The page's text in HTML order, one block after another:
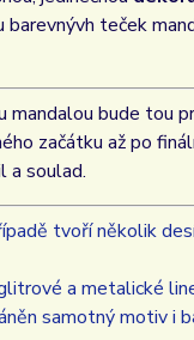
teček
bude tou
začátku až po
a soulad.
tvoří několik
a metalické
samotný motiv i